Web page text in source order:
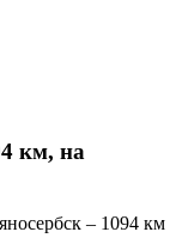
км, на
– 1094 км